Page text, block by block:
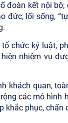
đoàn kết nội
lối sống,
chức kỷ luật,
nhiệm vụ
khách quan,
các mô hình
phục,